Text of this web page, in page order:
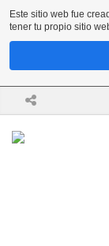
Este sitio web fue
tener tu propio sitio